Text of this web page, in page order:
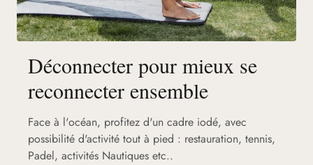
Déconnecter pour mieux se
reconnecter ensemble
Face à l'océan, profitez d'un cadre iodé, avec
possibilité d'activité tout à pied : restauration, tennis,
Padel, activités Nautiques etc..